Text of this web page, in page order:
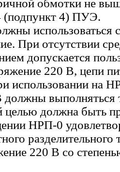
обмотки не
(подпункт 4) ПУЭ.
использоваться
При отсутствии
допускается
220 В, цепи
использовании на
выполняться
должна быть
НРП-0
220 В со